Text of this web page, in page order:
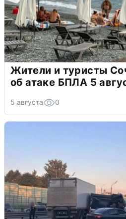
Жители и туристы
об атаке БПЛА 5
5 августа 0